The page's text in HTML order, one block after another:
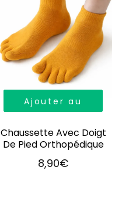
Ajouter au
Chaussette Avec Doigt
De Pied Orthopédique
8,90€